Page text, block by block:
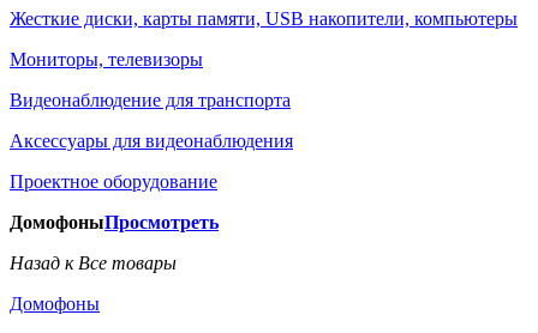
Жесткие диски, карты памяти, USB накопители, компьютеры
Мониторы, телевизоры
Видеонаблюдение для транспорта
Аксессуары для видеонаблюдения
Проектное оборудование
ДомофоныПросмотреть
Назад к Все товары
Домофоны